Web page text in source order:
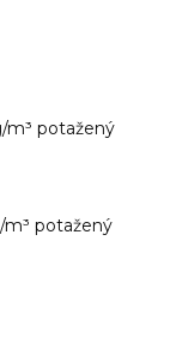
m³ potažený
potažený